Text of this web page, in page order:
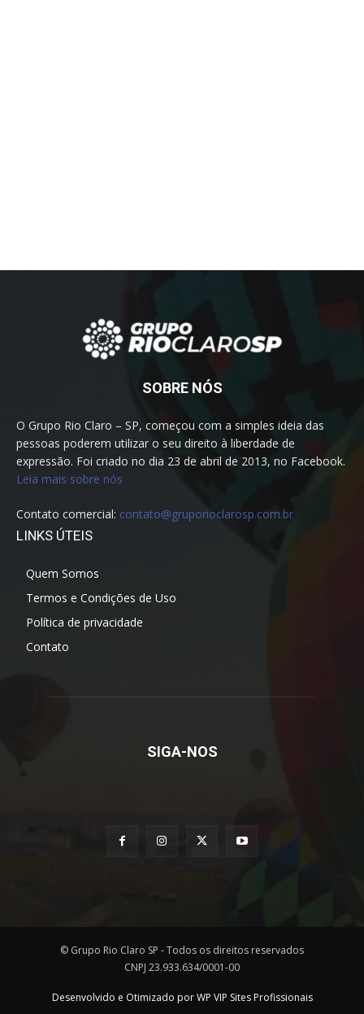
SOBRE NÓS
O Grupo Rio Claro – SP, começou com a simples ideia das
pessoas poderem utilizar o seu direito à liberdade de
expressão. Foi criado no dia 23 de abril de 2013, no Facebook.
Leia mais sobre nós
Contato comercial: contato@gruporioclarosp.com.br
LINKS ÚTEIS
Quem Somos
Termos e Condições de Uso
Política de privacidade
Contato
SIGA-NOS
© Grupo Rio Claro SP - Todos os direitos reservados
CNPJ 23.933.634/0001-00
Desenvolvido e Otimizado por WP VIP Sites Profissionais